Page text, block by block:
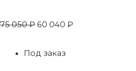
75 050₽ 60 040 ₽
Под заказ